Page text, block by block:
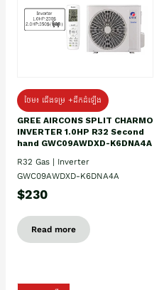
ថែម៖ ជើងទម្រ +ដឹកដំឡើង
GREE AIRCONS SPLIT CHARMO
INVERTER 1.0HP R32 Second
hand GWC09AWDXD-K6DNA4A
R32 Gas | Inverter
GWC09AWDXD-K6DNA4A
$230
Read more